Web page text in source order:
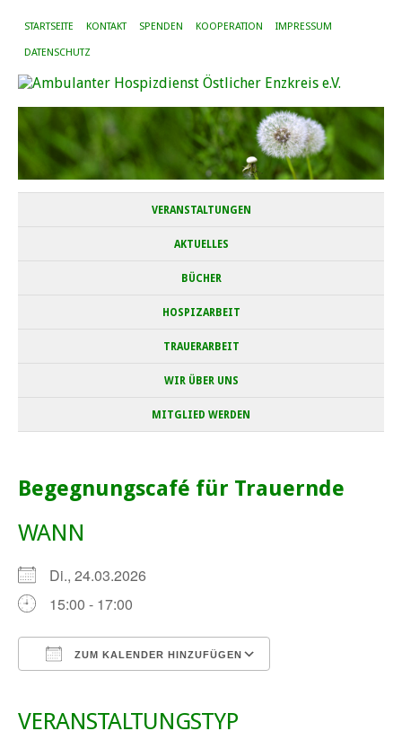
STARTSEITE KONTAKT SPENDEN KOOPERATION IMPRESSUM
DATENSCHUTZ
VERANSTALTUNGEN
AKTUELLES
BÜCHER
HOSPIZARBEIT
TRAUERARBEIT
WIR ÜBER UNS
MITGLIED WERDEN
Begegnungscafé für Trauernde
WANN
Di., 24.03.2026
15:00 - 17:00
ZUM KALENDER HINZUFÜGEN
VERANSTALTUNGSTYP